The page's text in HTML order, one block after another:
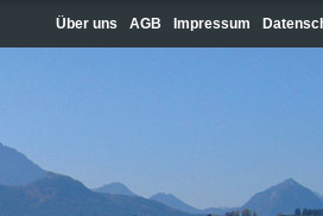
Über uns AGB Impressum